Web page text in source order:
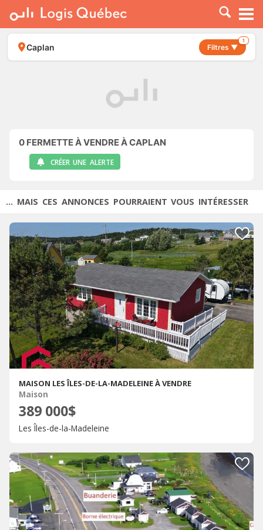
À LOUER
À VENDRE
PLACER UNE ANNONCE
Caplan Filtres ▼
1
0 FERMETTE À VENDRE À CAPLAN
CRÉER UNE ALERTE
... MAIS CES ANNONCES POURRAIENT VOUS INTÉRESSER
MAISON LES ÎLES-DE-LA-MADELEINE À VENDRE
Maison
389 000$
Les Îles-de-la-Madeleine